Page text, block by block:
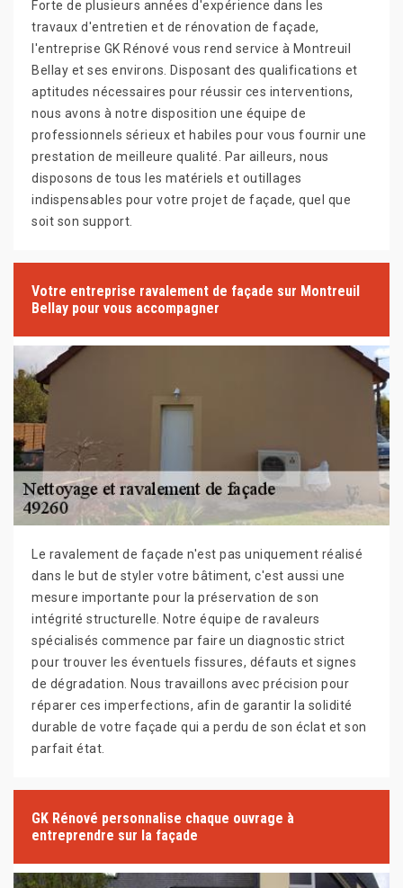
Forte de plusieurs années d'expérience dans les
travaux d'entretien et de rénovation de façade,
l'entreprise GK Rénové vous rend service à Montreuil
Bellay et ses environs. Disposant des qualifications et
aptitudes nécessaires pour réussir ces interventions,
nous avons à notre disposition une équipe de
professionnels sérieux et habiles pour vous fournir une
prestation de meilleure qualité. Par ailleurs, nous
disposons de tous les matériels et outillages
indispensables pour votre projet de façade, quel que
soit son support.
Votre entreprise ravalement de façade sur Montreuil
Bellay pour vous accompagner
Le ravalement de façade n'est pas uniquement réalisé
dans le but de styler votre bâtiment, c'est aussi une
mesure importante pour la préservation de son
intégrité structurelle. Notre équipe de ravaleurs
spécialisés commence par faire un diagnostic strict
pour trouver les éventuels fissures, défauts et signes
de dégradation. Nous travaillons avec précision pour
réparer ces imperfections, afin de garantir la solidité
durable de votre façade qui a perdu de son éclat et son
parfait état.
GK Rénové personnalise chaque ouvrage à
entreprendre sur la façade